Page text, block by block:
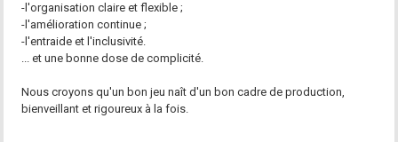
-l'organisation claire et flexible ;
-l'amélioration continue ;
-l'entraide et l'inclusivité.
... et une bonne dose de complicité.
Nous croyons qu'un bon jeu naît d'un bon cadre de production,
bienveillant et rigoureux à la fois.